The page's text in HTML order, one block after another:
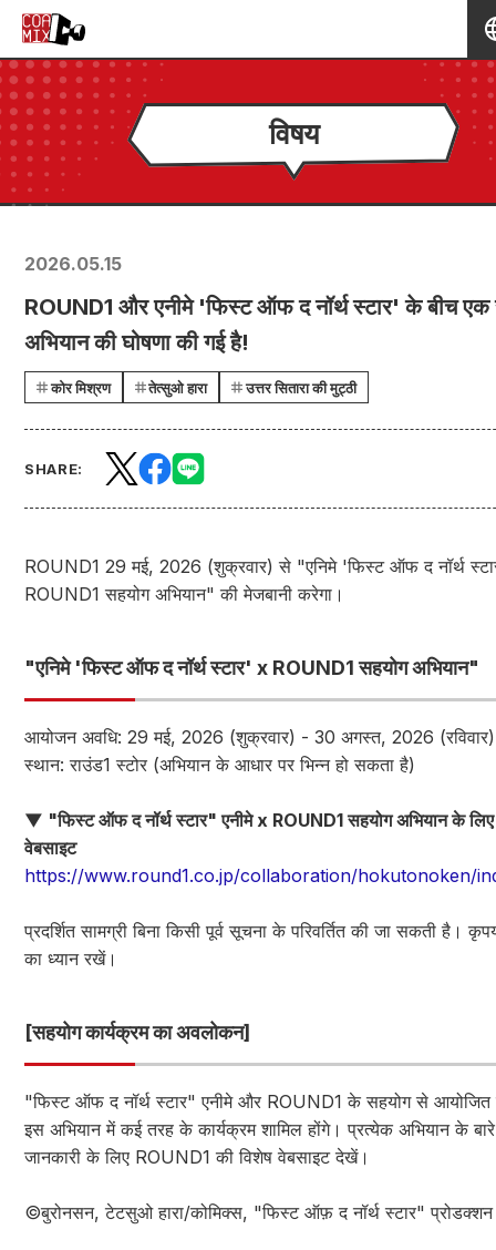
विषय
2026.05.15
ROUND1 और एनीमे 'फिस्ट ऑफ द नॉर्थ स्टार' के बीच एक
अभियान की घोषणा की गई है!
कोर मिश्रण तेत्सुओ हारा उत्तर सितारा की मुट्ठी
SHARE:
ROUND1 29 मई, 2026 (शुक्रवार) से "एनिमे 'फिस्ट ऑफ द नॉर्थ
ROUND1 सहयोग अभियान" की मेजबानी करेगा।
"एनिमे 'फिस्ट ऑफ द नॉर्थ स्टार' x ROUND1 सहयोग अभियान"
आयोजन अवधि: 29 मई, 2026 (शुक्रवार) - 30 अगस्त, 2026 (रविवार)
स्थान: राउंड1 स्टोर (अभियान के आधार पर भिन्न हो सकता है)
▼ "फिस्ट ऑफ द नॉर्थ स्टार" एनीमे x ROUND1 सहयोग अभियान के लिए
वेबसाइट
https://www.round1.co.jp/collaboration/hokutonoken/
प्रदर्शित सामग्री बिना किसी पूर्व सूचना के परिवर्तित की जा सकती है।
का ध्यान रखें।
[सहयोग कार्यक्रम का अवलोकन]
"फिस्ट ऑफ द नॉर्थ स्टार" एनीमे और ROUND1 के सहयोग से आयोजित
इस अभियान में कई तरह के कार्यक्रम शामिल होंगे। प्रत्येक अभियान के
जानकारी के लिए ROUND1 की विशेष वेबसाइट देखें।
©बुरोनसन, टेटसुओ हारा/कोमिक्स, "फिस्ट ऑफ़ द नॉर्थ स्टार"